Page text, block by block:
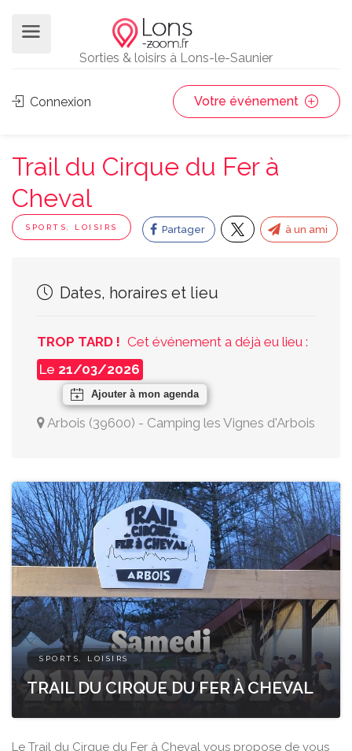
Sorties & loisirs à Lons-le-Saunier
Connexion Votre événement
Trail du Cirque du Fer à
Cheval
SPORTS, LOISIRS Partager à un ami
Dates, horaires et lieu
TROP TARD ! Cet événement a déjà eu lieu :
Le 21/03/2026
Ajouter à mon agenda
Arbois (39600) - Camping les Vignes d'Arbois
SPORTS, LOISIRS
TRAIL DU CIRQUE DU FER À CHEVAL
Le Trail du Cirque du Fer à Cheval vous propose de vous